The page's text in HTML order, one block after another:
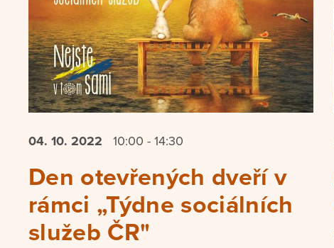
04. 10. 2022 10:00 - 14:30
Den otevřených dveří v
rámci „Týdne sociálních
služeb ČR"